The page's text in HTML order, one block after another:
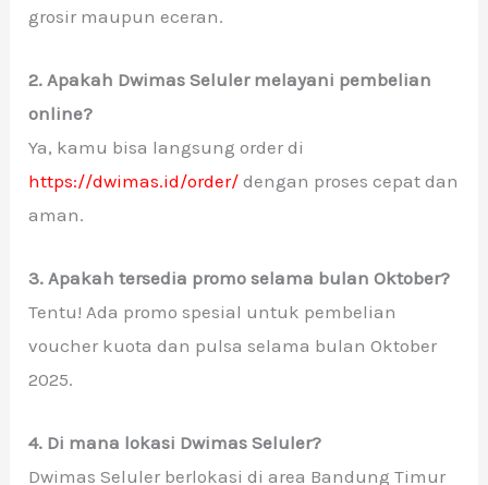
grosir maupun eceran.
2. Apakah Dwimas Seluler melayani pembelian
online?
Ya, kamu bisa langsung order di
https://dwimas.id/order/ dengan proses cepat dan
aman.
3. Apakah tersedia promo selama bulan Oktober?
Tentu! Ada promo spesial untuk pembelian
voucher kuota dan pulsa selama bulan Oktober
2025.
4. Di mana lokasi Dwimas Seluler?
Dwimas Seluler berlokasi di area Bandung Timur